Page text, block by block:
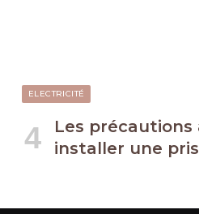
ELECTRICITÉ
Les
installer une